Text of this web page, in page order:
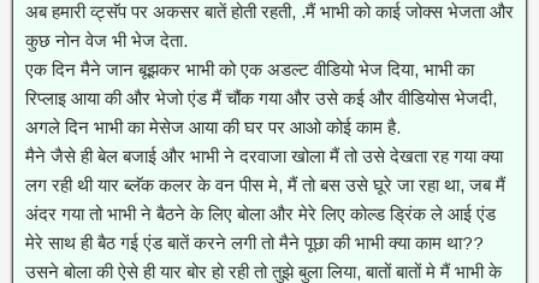
अब हमारी व्ट्सॅप पर अकसर बातें होती रहती, .मैं भाभी को काई जोक्स भेजता और
कुछ नोन वेज भी भेज देता.
एक दिन मैने जान बूझकर भाभी को एक अडल्ट वीडियो भेज दिया, भाभी का
रिप्लाइ आया की और भेजो एंड मैं चौंक गया और उसे कई और वीडियोस भेजदी,
अगले दिन भाभी का मेसेज आया की घर पर आओ कोई काम है.
मैने जैसे ही बेल बजाई और भाभी ने दरवाजा खोला मैं तो उसे देखता रह गया क्या
लग रही थी यार ब्लॅक कलर के वन पीस मे, मैं तो बस उसे घूरे जा रहा था, जब मैं
अंदर गया तो भाभी ने बैठने के लिए बोला और मेरे लिए कोल्ड ड्रिंक ले आई एंड
मेरे साथ ही बैठ गई एंड बातें करने लगी तो मैने पूछा की भाभी क्या काम था??
उसने बोला की ऐसे ही यार बोर हो रही तो तुझे बुला लिया, बातों बातों मे मैं भाभी के